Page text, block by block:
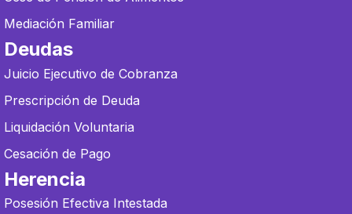
Mediación Familiar
Deudas
Juicio Ejecutivo de Cobranza
Prescripción de Deuda
Liquidación Voluntaria
Cesación de Pago
Herencia
Posesión Efectiva Intestada